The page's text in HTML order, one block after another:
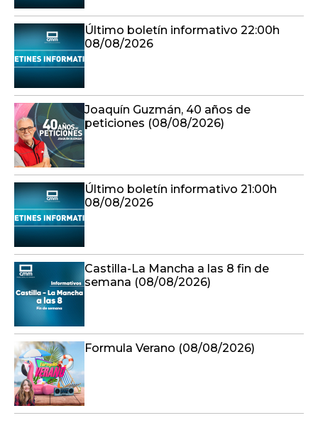
Último boletín informativo 22:00h
08/08/2026
Joaquín Guzmán, 40 años de
peticiones (08/08/2026)
Último boletín informativo 21:00h
08/08/2026
Castilla-La Mancha a las 8 fin de
semana (08/08/2026)
Formula Verano (08/08/2026)